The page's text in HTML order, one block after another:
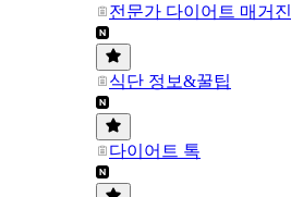
전문가 다이어트 매거진
식단 정보&꿀팁
다이어트 톡